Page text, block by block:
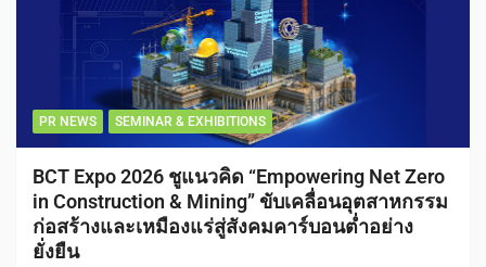
PR NEWS SEMINAR & EXHIBITIONS
BCT Expo 2026 ชูแนวคิด “Empowering Net Zero
in Construction & Mining” ขับเคลื่อนอุตสาหกรรม
ก่อสร้างและเหมืองแร่สู่สังคมคาร์บอนต่ำอย่าง
ยั่งยืน